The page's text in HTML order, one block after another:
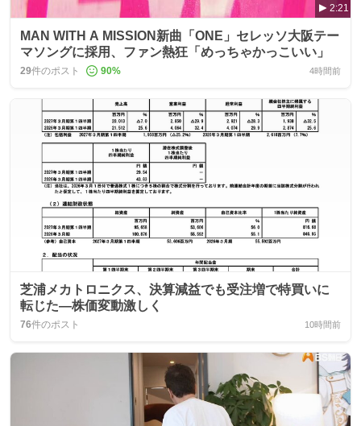
2:21
MAN WITH A MISSION新曲「ONE」セレッソ大阪テー
マソングに採用、ファン熱狂「めっちゃかっこいい」
29件のポスト 90% 4時間前
芝浦メカトロニクス、決算減益でも受注増で特買いに
転じた―株価変動激しく
76件のポスト 10時間前